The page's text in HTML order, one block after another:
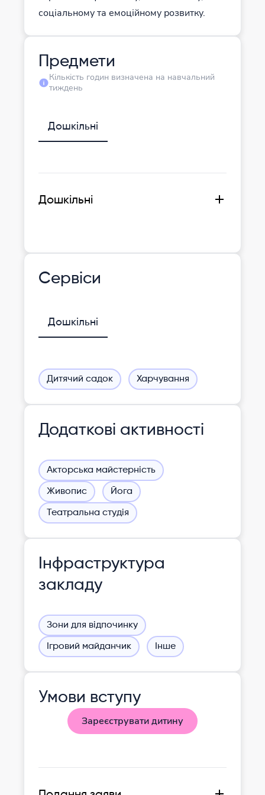
соціальному та емоційному розвитку.
Предмети
Кількість годин визначена на навчальний
тиждень
Дошкільні
Дошкільні
Сервіси
Дошкільні
Дитячий садок Харчування
Додаткові активності
Акторська майстерність
Живопис Йога
Театральна студія
Інфраструктура
закладу
Зони для відпочинку
Ігровий майданчик Інше
Умови вступу
Зареєструвати дитину